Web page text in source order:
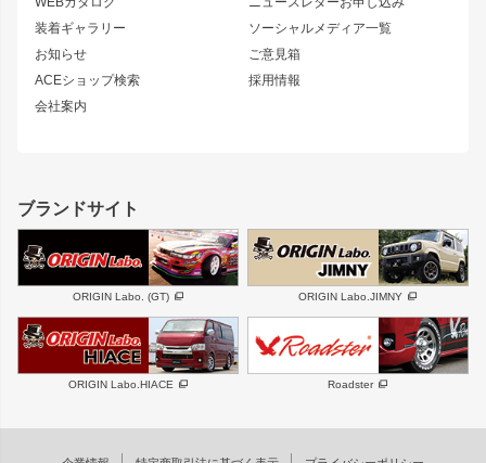
装着ギャラリー
お知らせ
ACEショップ検索
会社案内
ソーシャルメディア一覧
ご意見箱
採用情報
180SX
シルエイティ
セフィーロ
キャラバン
スズキ
GS350
SC
スバル 三菱
デリカ D:5
軽自動車 汎用
ジムニーパーツ
ホイール
MUD-S7
MUD-SR7
まつど家 鉄漢
ボンネット
フェンダー
サイドパーツ
リアゲート
メンテナンスパーツ
ハイエースパーツ
ホイール
DAYTONA-RS
DAYTONA-RS NEO
エアロシリーズ
ブランドサイト
ORIGIN Labo. (GT) ORIGIN Labo.JIMNY
ORIGIN Labo.HIACE Roadster